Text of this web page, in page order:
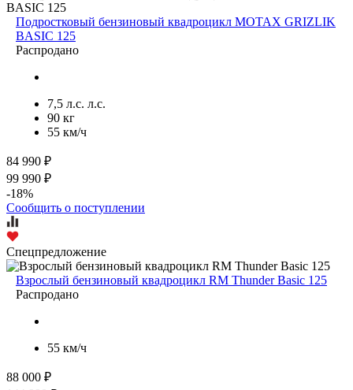
Подростковый бензиновый квадроцикл MOTAX GRIZLIK
BASIC 125
Распродано
7,5 л.с. л.с.
90 кг
55 км/ч
84 990 ₽
99 990 ₽
-18%
Сообщить о поступлении
Спецпредложение
Взрослый бензиновый квадроцикл RM Thunder Basic 125
Распродано
55 км/ч
88 000 ₽